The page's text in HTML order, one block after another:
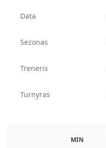
Data
Sezonas
Treneris
Turnyras
MIN